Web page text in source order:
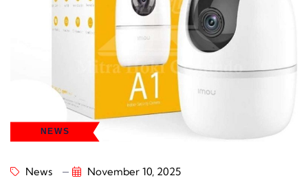
NEWS
News November 10, 2025